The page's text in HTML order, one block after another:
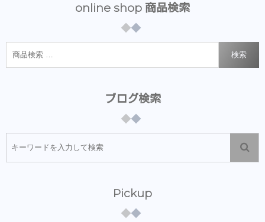
online shop 商品検索
検索
ブログ検索
Pickup